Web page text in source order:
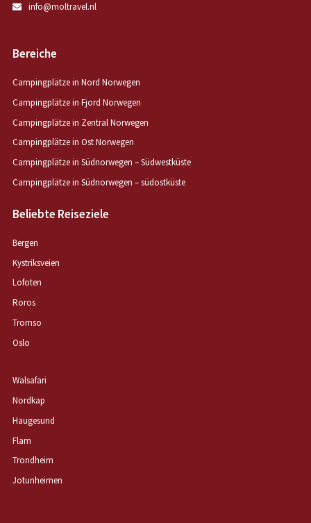
info@moltravel.nl
Bereiche
Campingplätze in Nord Norwegen
Campingplätze in Fjord Norwegen
Campingplätze in Zentral Norwegen
Campingplätze in Ost Norwegen
Campingplätze in Südnorwegen – Südwestküste
Campingplätze in Südnorwegen – südostküste
Beliebte Reiseziele
Bergen
Kystriksveien
Lofoten
Roros
Tromso
Oslo
Walsafari
Nordkap
Haugesund
Flam
Trondheim
Jotunheimen